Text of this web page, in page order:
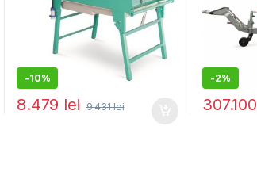
-10%
8.479 lei 9.431lei
-2%
307.100